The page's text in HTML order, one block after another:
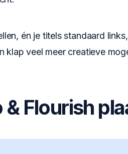
én je titels standaard
klap veel meer creatieve
& Flourish